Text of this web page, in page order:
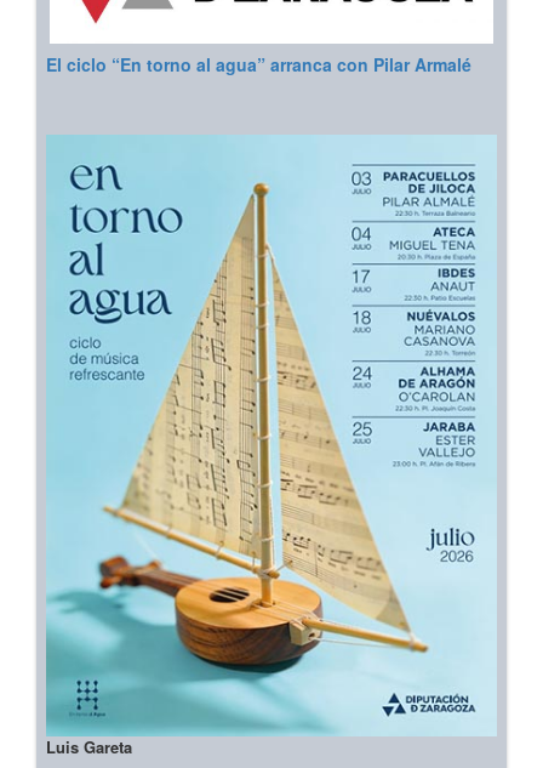
El ciclo “En torno al agua” arranca con Pilar Armalé
Luis Gareta